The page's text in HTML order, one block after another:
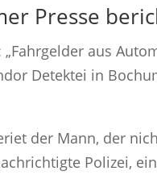
Presse
aus
Detektei in
der Mann, der
Polizei,